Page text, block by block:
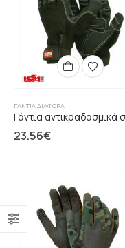
ΓΆΝΤΙΑ ΔΙΆΦΟΡΑ
23.56€